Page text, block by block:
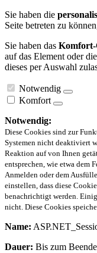
Sie haben die
Seite betreten zu
Sie haben das Komfort-
auf das Element oder
dieses per Auswahl
Notwendig
Komfort
Notwendig:
Diese Cookies sind zur
Systemen nicht deaktiviert
Reaktion auf von Ihnen
entsprechen, wie etwa dem
Anmelden oder dem
einstellen, dass diese
benachrichtigt werden.
nicht. Diese Cookies
Name:
Dauer: Bis zum